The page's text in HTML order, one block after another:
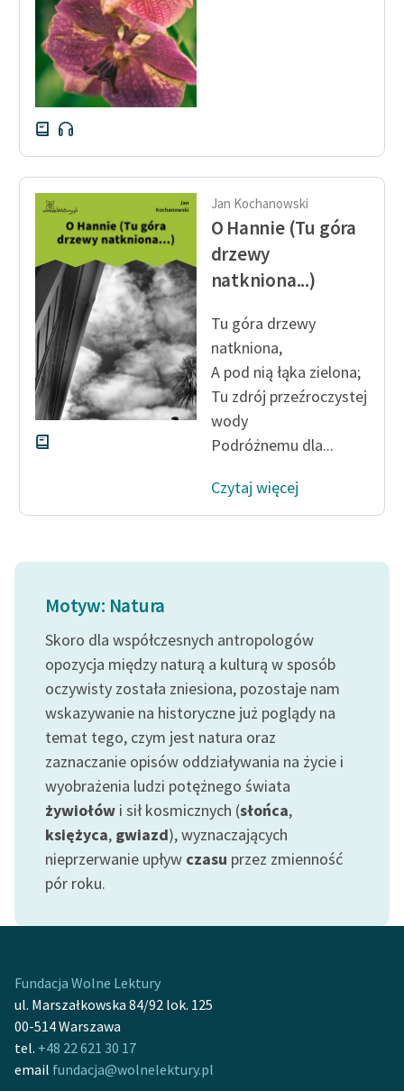
Starego Testamentu
Odkurzamy bohaterów
Szkoła Poezji Wolnych
Lektur
O nas
Kontakt
O projekcie
Zasady wykorzystania
Wolnych Lektur
Logotypy
Materiały promocyjne
Polityka prywatności
Informacja o treściach
wrażliwych
Deklaracja dostępności
Jan Kochanowski
O Hannie (Tu góra
drzewy
natkniona...)
Tu góra drzewy
natkniona,
A pod nią łąka zielona;
Tu zdrój przeźroczystej
wody
Podróżnemu dla...
Czytaj więcej
Motyw: Natura
Skoro dla współczesnych antropologów
opozycja między naturą a kulturą w sposób
oczywisty została zniesiona, pozostaje nam
wskazywanie na historyczne już poglądy na
temat tego, czym jest natura oraz
zaznaczanie opisów oddziaływania na życie i
wyobrażenia ludzi potężnego świata
żywiołów i sił kosmicznych (słońca,
księżyca, gwiazd), wyznaczających
nieprzerwanie upływ czasu przez zmienność
pór roku.
Fundacja Wolne Lektury
ul. Marszałkowska 84/92 lok. 125
00-514 Warszawa
tel. +48 22 621 30 17
email fundacja@wolnelektury.pl